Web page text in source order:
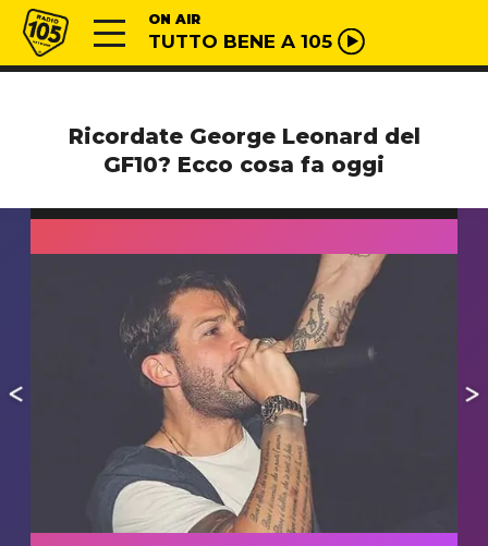
Vai al contenuto
Radio 105 ON AIR
TUTTO BENE A 105
Ricordate George Leonard del
GF10? Ecco cosa fa oggi